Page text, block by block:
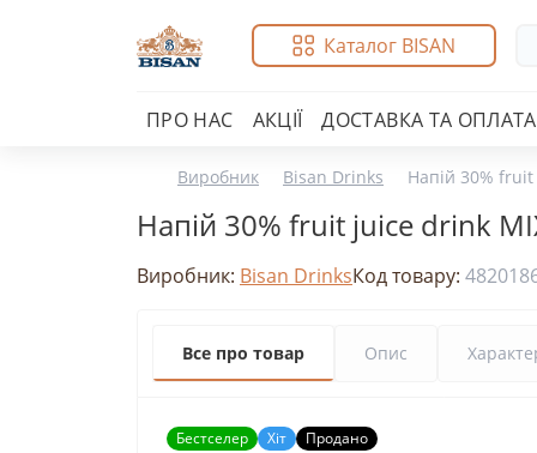
Каталог BISAN
ПРО НАС АКЦІЇ ДОСТАВКА ТА ОПЛАТА
Виробник Bisan Drinks Напій 30%
Напій 30% fruit juice drink
Виробник: Bisan DrinksКод товару:
Все про товар Опис
Бестселер Хіт Продано